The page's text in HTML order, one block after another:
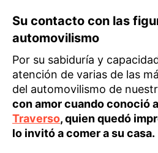
Su contacto con las
automovilismo
Por su sabiduría y
atención de varias de las
del automovilismo de
con amor cuando conoció a
Traverso, quien quedó
lo invitó a comer a su casa.